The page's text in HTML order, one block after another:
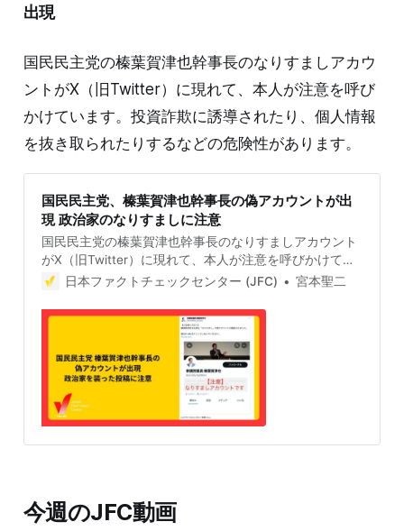
やかで個性的な姿で登場した。 ケイティは、過去に何度
出現
国民民主党の榛葉賀津也幹事長のなりすましアカウ
ントがX（旧Twitter）に現れて、本人が注意を呼び
かけています。投資詐欺に誘導されたり、個人情報
を抜き取られたりするなどの危険性があります。
国民民主党、榛葉賀津也幹事長の偽アカウントが出
現 政治家のなりすましに注意
国民民主党の榛葉賀津也幹事長のなりすましアカウント
がX（旧Twitter）に現れて、本人が注意を呼びかけてい
ます。投資詐欺に誘導されたり、個人情報を抜き取られ
意を呼びかけ 2024年5月8日、国民民主党の榛葉幹事長
はXアカウントで、自身のなりすましアカウントが出現
したことに「 【ご注意ください】榛葉賀津也を名乗る
『なりすまし』の偽アカウントが確認されました。絶対
にURLをクリックしないでください」と注意を促しまし
た。 このなりすましアカウントは、Xによってすでに凍
結されている。 なりすましアカウントの特徴 デザイン
フォロワーがゼロかわずかである。 あとがき こうした
日本ファクトチェックセンター (JFC) 宮本聖二
今週のJFC動画